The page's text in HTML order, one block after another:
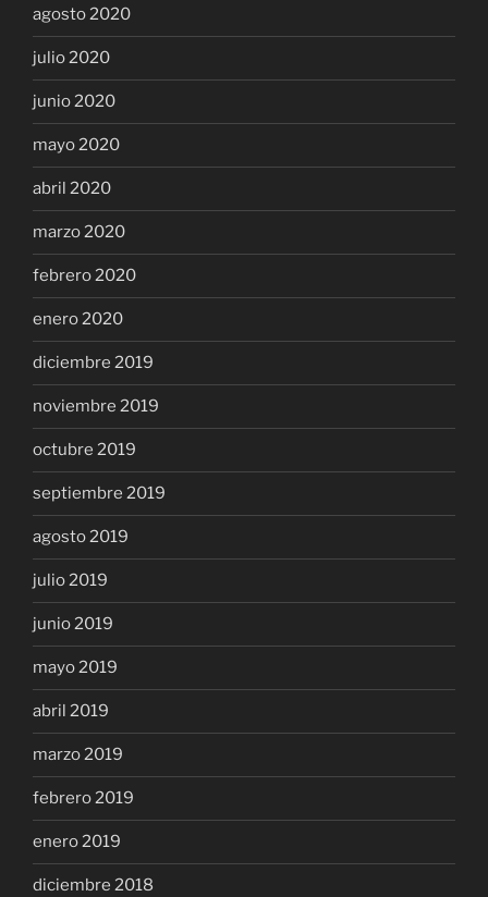
agosto 2020
julio 2020
junio 2020
mayo 2020
abril 2020
marzo 2020
febrero 2020
enero 2020
diciembre 2019
noviembre 2019
octubre 2019
septiembre 2019
agosto 2019
julio 2019
junio 2019
mayo 2019
abril 2019
marzo 2019
febrero 2019
enero 2019
diciembre 2018